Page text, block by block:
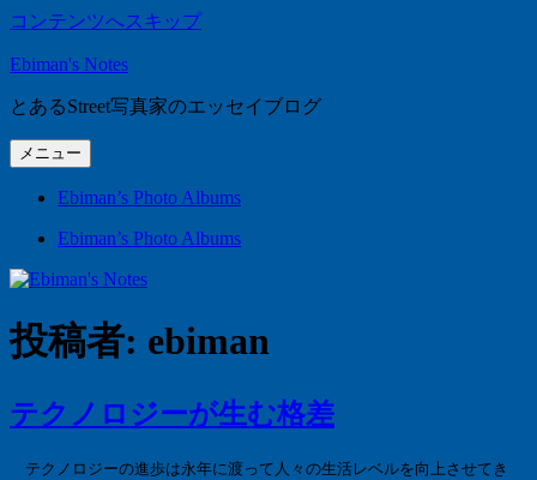
コンテンツへスキップ
Ebiman's Notes
とあるStreet写真家のエッセイブログ
メニュー
Ebiman’s Photo Albums
Ebiman’s Photo Albums
投稿者: ebiman
テクノロジーが生む格差
テクノロジーの進歩は永年に渡って人々の生活レベルを向上させてき